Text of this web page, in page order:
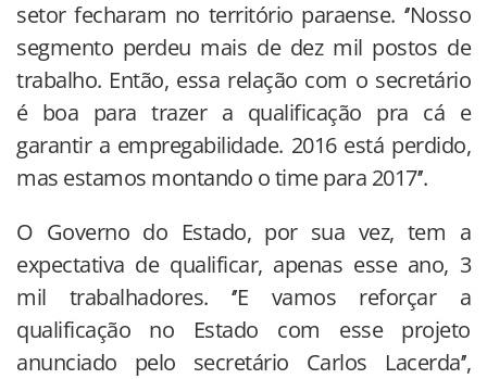
setor fecharam no território paraense. ‘’Nosso
segmento perdeu mais de dez mil postos de
trabalho. Então, essa relação com o secretário
é boa para trazer a qualificação pra cá e
garantir a empregabilidade. 2016 está perdido,
mas estamos montando o time para 2017’’.
O Governo do Estado, por sua vez, tem a
expectativa de qualificar, apenas esse ano, 3
mil trabalhadores. ‘’E vamos reforçar a
qualificação no Estado com esse projeto
anunciado pelo secretário Carlos Lacerda’’,